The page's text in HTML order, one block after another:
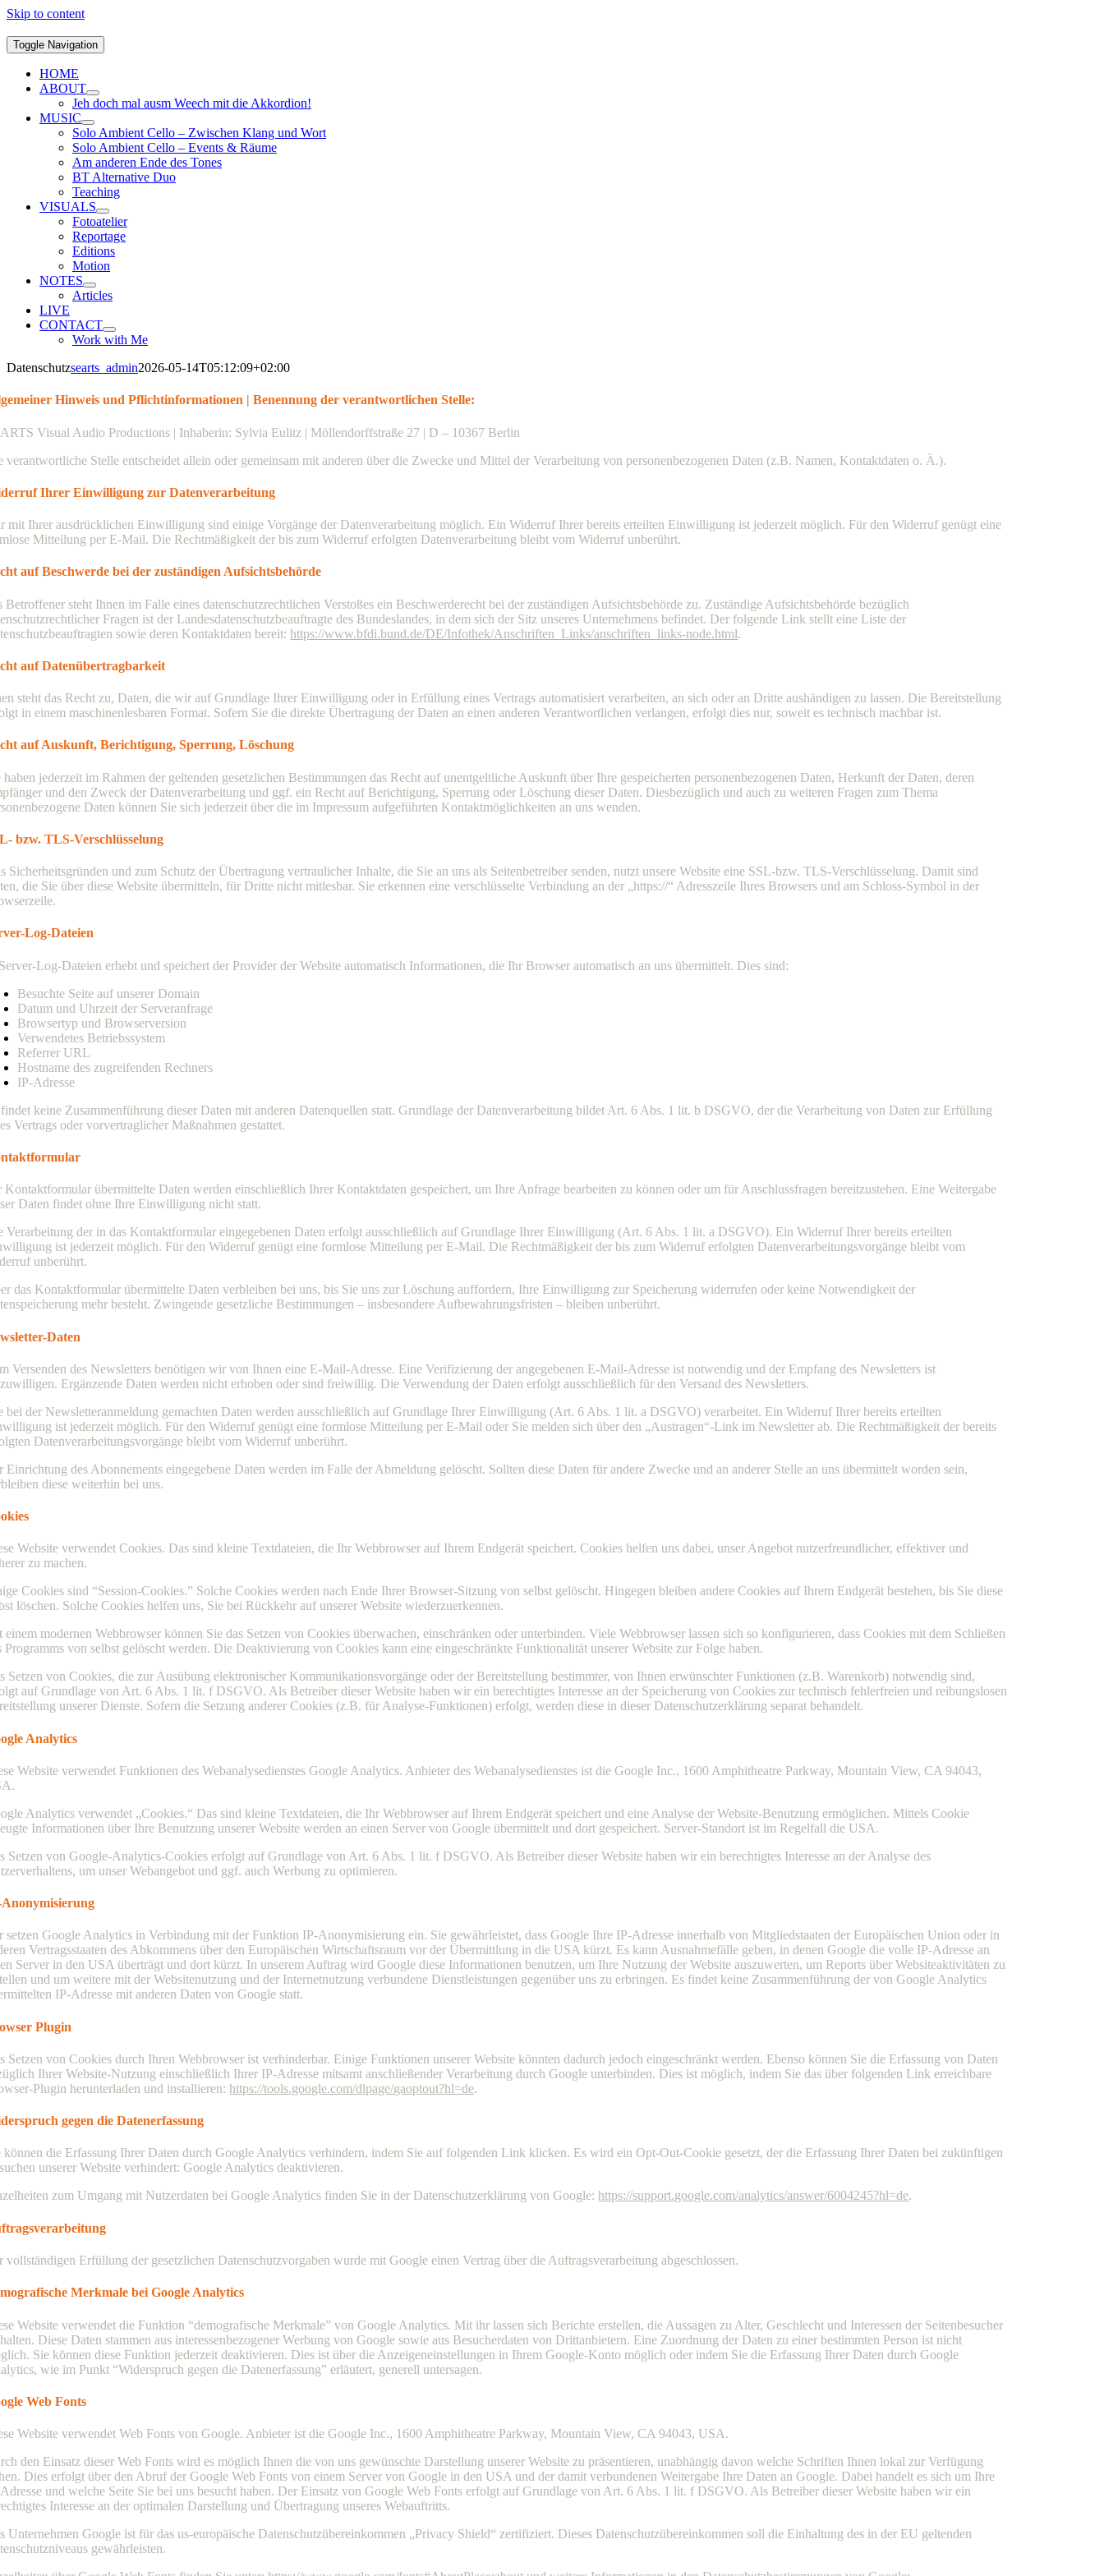
Skip to content
Toggle Navigation
HOME
ABOUT
Jeh doch mal ausm Weech mit die Akkordion!
MUSIC
Solo Ambient Cello – Zwischen Klang und Wort
Solo Ambient Cello – Events & Räume
Am anderen Ende des Tones
BT Alternative Duo
Teaching
VISUALS
Fotoatelier
Reportage
Editions
Motion
NOTES
Articles
LIVE
CONTACT
Work with Me
Datenschutzsearts_admin2026-05-14T05:12:09+02:00
Hinweis und Pflichtinformationen | Benennung der verantwortlichen Stelle:
Visual Audio Productions | Inhaberin: Sylvia Eulitz | Möllendorffstraße 27 | D – 10367 Berlin
verantwortliche Stelle entscheidet allein oder gemeinsam mit anderen über die Zwecke und Mittel der Verarbeitung von personenbezogenen Daten (z.B. Namen, Kontaktdaten o. Ä.).
Ihrer Einwilligung zur Datenverarbeitung
mit Ihrer ausdrücklichen Einwilligung sind einige Vorgänge der Datenverarbeitung möglich. Ein Widerruf Ihrer bereits erteilten Einwilligung ist jederzeit möglich. Für den Widerruf genügt eine
Mitteilung per E-Mail. Die Rechtmäßigkeit der bis zum Widerruf erfolgten Datenverarbeitung bleibt vom Widerruf unberührt.
auf Beschwerde bei der zuständigen Aufsichtsbehörde
Betroffener steht Ihnen im Falle eines datenschutzrechtlichen Verstoßes ein Beschwerderecht bei der zuständigen Aufsichtsbehörde zu. Zuständige Aufsichtsbehörde bezüglich
Fragen ist der Landesdatenschutzbeauftragte des Bundeslandes, in dem sich der Sitz unseres Unternehmens befindet. Der folgende Link stellt eine Liste der
sowie deren Kontaktdaten bereit:https://www.bfdi.bund.de/DE/Infothek/Anschriften_Links/anschriften_links-node.html.
auf Datenübertragbarkeit
steht das Recht zu, Daten, die wir auf Grundlage Ihrer Einwilligung oder in Erfüllung eines Vertrags automatisiert verarbeiten, an sich oder an Dritte aushändigen zu lassen. Die Bereitstellung
in einem maschinenlesbaren Format. Sofern Sie die direkte Übertragung der Daten an einen anderen Verantwortlichen verlangen, erfolgt dies nur, soweit es technisch machbar ist.
auf Auskunft, Berichtigung, Sperrung, Löschung
haben jederzeit im Rahmen der geltenden gesetzlichen Bestimmungen das Recht auf unentgeltliche Auskunft über Ihre gespeicherten personenbezogenen Daten, Herkunft der Daten, deren
und den Zweck der Datenverarbeitung und ggf. ein Recht auf Berichtigung, Sperrung oder Löschung dieser Daten. Diesbezüglich und auch zu weiteren Fragen zum Thema
Daten können Sie sich jederzeit über die im Impressum aufgeführten Kontaktmöglichkeiten an uns wenden.
bzw. TLS-Verschlüsselung
Sicherheitsgründen und zum Schutz der Übertragung vertraulicher Inhalte, die Sie an uns als Seitenbetreiber senden, nutzt unsere Website eine SSL-bzw. TLS-Verschlüsselung. Damit sind
die Sie über diese Website übermitteln, für Dritte nicht mitlesbar. Sie erkennen eine verschlüsselte Verbindung an der „https://“ Adresszeile Ihres Browsers und am Schloss-Symbol in der
Log-Dateien
Log-Dateien erhebt und speichert der Provider der Website automatisch Informationen, die Ihr Browser automatisch an uns übermittelt. Dies sind:
Besuchte Seite auf unserer Domain
Datum und Uhrzeit der Serveranfrage
Browsertyp und Browserversion
Verwendetes Betriebssystem
Referrer URL
Hostname des zugreifenden Rechners
IP-Adresse
keine Zusammenführung dieser Daten mit anderen Datenquellen statt. Grundlage der Datenverarbeitung bildet Art. 6 Abs. 1 lit. b DSGVO, der die Verarbeitung von Daten zur Erfüllung
Vertrags oder vorvertraglicher Maßnahmen gestattet.
Kontaktformular übermittelte Daten werden einschließlich Ihrer Kontaktdaten gespeichert, um Ihre Anfrage bearbeiten zu können oder um für Anschlussfragen bereitzustehen. Eine Weitergabe
Daten findet ohne Ihre Einwilligung nicht statt.
Verarbeitung der in das Kontaktformular eingegebenen Daten erfolgt ausschließlich auf Grundlage Ihrer Einwilligung (Art. 6 Abs. 1 lit. a DSGVO). Ein Widerruf Ihrer bereits erteilten
ist jederzeit möglich. Für den Widerruf genügt eine formlose Mitteilung per E-Mail. Die Rechtmäßigkeit der bis zum Widerruf erfolgten Datenverarbeitungsvorgänge bleibt vom
unberührt.
das Kontaktformular übermittelte Daten verbleiben bei uns, bis Sie uns zur Löschung auffordern, Ihre Einwilligung zur Speicherung widerrufen oder keine Notwendigkeit der
mehr besteht. Zwingende gesetzliche Bestimmungen – insbesondere Aufbewahrungsfristen – bleiben unberührt.
Daten
Versenden des Newsletters benötigen wir von Ihnen eine E-Mail-Adresse. Eine Verifizierung der angegebenen E-Mail-Adresse ist notwendig und der Empfang des Newsletters ist
Ergänzende Daten werden nicht erhoben oder sind freiwillig. Die Verwendung der Daten erfolgt ausschließlich für den Versand des Newsletters.
bei der Newsletteranmeldung gemachten Daten werden ausschließlich auf Grundlage Ihrer Einwilligung (Art. 6 Abs. 1 lit. a DSGVO) verarbeitet. Ein Widerruf Ihrer bereits erteilten
ist jederzeit möglich. Für den Widerruf genügt eine formlose Mitteilung per E-Mail oder Sie melden sich über den „Austragen“-Link im Newsletter ab. Die Rechtmäßigkeit der bereits
Datenverarbeitungsvorgänge bleibt vom Widerruf unberührt.
Einrichtung des Abonnements eingegebene Daten werden im Falle der Abmeldung gelöscht. Sollten diese Daten für andere Zwecke und an anderer Stelle an uns übermittelt worden sein,
diese weiterhin bei uns.
Website verwendet Cookies. Das sind kleine Textdateien, die Ihr Webbrowser auf Ihrem Endgerät speichert. Cookies helfen uns dabei, unser Angebot nutzerfreundlicher, effektiver und
zu machen.
Cookies sind “Session-Cookies.” Solche Cookies werden nach Ende Ihrer Browser-Sitzung von selbst gelöscht. Hingegen bleiben andere Cookies auf Ihrem Endgerät bestehen, bis Sie diese
löschen. Solche Cookies helfen uns, Sie bei Rückkehr auf unserer Website wiederzuerkennen.
einem modernen Webbrowser können Sie das Setzen von Cookies überwachen, einschränken oder unterbinden. Viele Webbrowser lassen sich so konfigurieren, dass Cookies mit dem Schließen
Programms von selbst gelöscht werden. Die Deaktivierung von Cookies kann eine eingeschränkte Funktionalität unserer Website zur Folge haben.
Setzen von Cookies, die zur Ausübung elektronischer Kommunikationsvorgänge oder der Bereitstellung bestimmter, von Ihnen erwünschter Funktionen (z.B. Warenkorb) notwendig sind,
auf Grundlage von Art. 6 Abs. 1 lit. f DSGVO. Als Betreiber dieser Website haben wir ein berechtigtes Interesse an der Speicherung von Cookies zur technisch fehlerfreien und reibungslosen
unserer Dienste. Sofern die Setzung anderer Cookies (z.B. für Analyse-Funktionen) erfolgt, werden diese in dieser Datenschutzerklärung separat behandelt.
Analytics
Website verwendet Funktionen des Webanalysedienstes Google Analytics. Anbieter des Webanalysedienstes ist die Google Inc., 1600 Amphitheatre Parkway, Mountain View, CA 94043,
Analytics verwendet „Cookies.“ Das sind kleine Textdateien, die Ihr Webbrowser auf Ihrem Endgerät speichert und eine Analyse der Website-Benutzung ermöglichen. Mittels Cookie
Informationen über Ihre Benutzung unserer Website werden an einen Server von Google übermittelt und dort gespeichert. Server-Standort ist im Regelfall die USA.
Setzen von Google-Analytics-Cookies erfolgt auf Grundlage von Art. 6 Abs. 1 lit. f DSGVO. Als Betreiber dieser Website haben wir ein berechtigtes Interesse an der Analyse des
um unser Webangebot und ggf. auch Werbung zu optimieren.
setzen Google Analytics in Verbindung mit der Funktion IP-Anonymisierung ein. Sie gewährleistet, dass Google Ihre IP-Adresse innerhalb von Mitgliedstaaten der Europäischen Union oder in
Vertragsstaaten des Abkommens über den Europäischen Wirtschaftsraum vor der Übermittlung in die USA kürzt. Es kann Ausnahmefälle geben, in denen Google die volle IP-Adresse an
Server in den USA überträgt und dort kürzt. In unserem Auftrag wird Google diese Informationen benutzen, um Ihre Nutzung der Website auszuwerten, um Reports über Websiteaktivitäten zu
und um weitere mit der Websitenutzung und der Internetnutzung verbundene Dienstleistungen gegenüber uns zu erbringen. Es findet keine Zusammenführung der von Google Analytics
IP-Adresse mit anderen Daten von Google statt.
Plugin
Setzen von Cookies durch Ihren Webbrowser ist verhinderbar. Einige Funktionen unserer Website könnten dadurch jedoch eingeschränkt werden. Ebenso können Sie die Erfassung von Daten
Ihrer Website-Nutzung einschließlich Ihrer IP-Adresse mitsamt anschließender Verarbeitung durch Google unterbinden. Dies ist möglich, indem Sie das über folgenden Link erreichbare
Plugin herunterladen und installieren:https://tools.google.com/dlpage/gaoptout?hl=de.
gegen die Datenerfassung
können die Erfassung Ihrer Daten durch Google Analytics verhindern, indem Sie auf folgenden Link klicken. Es wird ein Opt-Out-Cookie gesetzt, der die Erfassung Ihrer Daten bei zukünftigen
unserer Website verhindert: Google Analytics deaktivieren.
zum Umgang mit Nutzerdaten bei Google Analytics finden Sie in der Datenschutzerklärung von Google:https://support.google.com/analytics/answer/6004245?hl=de.
vollständigen Erfüllung der gesetzlichen Datenschutzvorgaben wurde mit Google einen Vertrag über die Auftragsverarbeitung abgeschlossen.
Merkmale bei Google Analytics
Website verwendet die Funktion “demografische Merkmale” von Google Analytics. Mit ihr lassen sich Berichte erstellen, die Aussagen zu Alter, Geschlecht und Interessen der Seitenbesucher
Diese Daten stammen aus interessenbezogener Werbung von Google sowie aus Besucherdaten von Drittanbietern. Eine Zuordnung der Daten zu einer bestimmten Person ist nicht
Sie können diese Funktion jederzeit deaktivieren. Dies ist über die Anzeigeneinstellungen in Ihrem Google-Konto möglich oder indem Sie die Erfassung Ihrer Daten durch Google
wie im Punkt “Widerspruch gegen die Datenerfassung” erläutert, generell untersagen.
Web Fonts
Website verwendet Web Fonts von Google. Anbieter ist die Google Inc., 1600 Amphitheatre Parkway, Mountain View, CA 94043, USA.
den Einsatz dieser Web Fonts wird es möglich Ihnen die von uns gewünschte Darstellung unserer Website zu präsentieren, unabhängig davon welche Schriften Ihnen lokal zur Verfügung
Dies erfolgt über den Abruf der Google Web Fonts von einem Server von Google in den USA und der damit verbundenen Weitergabe Ihre Daten an Google. Dabei handelt es sich um Ihre
und welche Seite Sie bei uns besucht haben. Der Einsatz von Google Web Fonts erfolgt auf Grundlage von Art. 6 Abs. 1 lit. f DSGVO. Als Betreiber dieser Website haben wir ein
Interesse an der optimalen Darstellung und Übertragung unseres Webauftritts.
Unternehmen Google ist für das us-europäische Datenschutzübereinkommen „Privacy Shield“ zertifiziert. Dieses Datenschutzübereinkommen soll die Einhaltung des in der EU geltenden
gewährleisten.